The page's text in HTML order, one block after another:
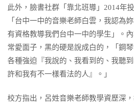
此外，臉書社群「靠北班導」2014年
「台中一中的音樂老師白雲，我認為
有資格教導我們台中一中的學生」。
常愛面子，黑的硬是說成白的，「鋼
各種強迫『我說的、我看到的、我聽
許和我有不一樣看法的人』。」
校方指出，呂姓音樂老師教學資歷深